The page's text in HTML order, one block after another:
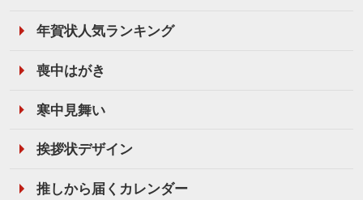
年賀状人気ランキング
喪中はがき
寒中見舞い
挨拶状デザイン
推しから届くカレンダー